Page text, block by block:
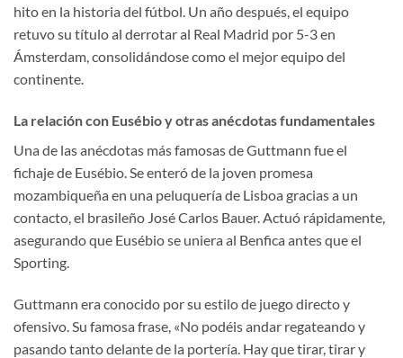
hito en la historia del fútbol. Un año después, el equipo
retuvo su título al derrotar al Real Madrid por 5-3 en
Ámsterdam, consolidándose como el mejor equipo del
continente.
La relación con Eusébio y otras anécdotas fundamentales
Una de las anécdotas más famosas de Guttmann fue el
fichaje de Eusébio. Se enteró de la joven promesa
mozambiqueña en una peluquería de Lisboa gracias a un
contacto, el brasileño José Carlos Bauer. Actuó rápidamente,
asegurando que Eusébio se uniera al Benfica antes que el
Sporting.
Guttmann era conocido por su estilo de juego directo y
ofensivo. Su famosa frase, «No podéis andar regateando y
pasando tanto delante de la portería. Hay que tirar, tirar y